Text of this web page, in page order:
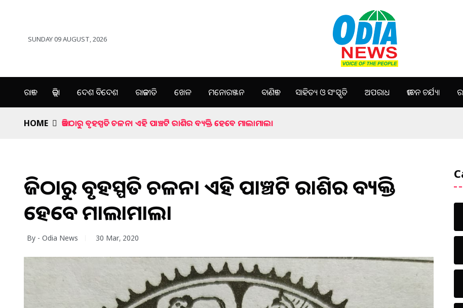
SUNDAY 09 AUGUST, 2026
ରାଜ୍ୟ ଜିଲ୍ଲା ଦେଶ ବିଦେଶ ରାଜନୀତି ଖେଳ ମନୋରଞ୍ଜନ ବାଣିଜ୍ୟ ସାହିତ୍ୟ ଓ ସଂସ୍କୃତି ଅପରାଧ ଜୀବନ ଚର୍ଯ୍ୟା
HOME ଆଜିଠାରୁ ବୃହସ୍ପତି ଚଳନ। ଏହି ପାଞ୍ଚଟି ରାଶିର ବ୍ୟକ୍ତି ହେବେ ମାଲାମାଲ।
ଆଜିଠାରୁ ବୃହସ୍ପତି ଚଳନ। ଏହି ପାଞ୍ଚଟି ରାଶିର ବ୍ୟକ୍ତି
ହେବେ ମାଲାମାଲ।
By - Odia News 30 Mar, 2020